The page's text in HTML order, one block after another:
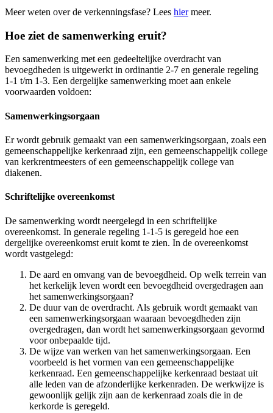
Meer weten over de verkenningsfase? Lees hiermeer.
Hoe ziet de samenwerking eruit?
Een samenwerking met een gedeeltelijke overdracht van
bevoegdheden is uitgewerkt in ordinantie 2-7 en generale regeling
1-1 t/m 1-3. Een dergelijke samenwerking moet aan enkele
voorwaarden voldoen:
Samenwerkingsorgaan
Er wordt gebruik gemaakt van een samenwerkingsorgaan, zoals een
gemeenschappelijke kerkenraad zijn, een gemeenschappelijk college
van kerkrentmeesters of een gemeenschappelijk college van
diakenen.
Schriftelijke overeenkomst
De samenwerking wordt neergelegd in een schriftelijke
overeenkomst. In generale regeling 1-1-5 is geregeld hoe een
dergelijke overeenkomst eruit komt te zien. In de overeenkomst
wordt vastgelegd:
De aard en omvang van de bevoegdheid. Op welk terrein van
het kerkelijk leven wordt een bevoegdheid overgedragen aan
het samenwerkingsorgaan?
De duur van de overdracht. Als gebruik wordt gemaakt van
een samenwerkingsorgaan waaraan bevoegdheden zijn
overgedragen, dan wordt het samenwerkingsorgaan gevormd
voor onbepaalde tijd.
De wijze van werken van het samenwerkingsorgaan. Een
voorbeeld is het vormen van een gemeenschappelijke
kerkenraad. Een gemeenschappelijke kerkenraad bestaat uit
alle leden van de afzonderlijke kerkenraden. De werkwijze is
gewoonlijk gelijk zijn aan de kerkenraad zoals die in de
kerkorde is geregeld.